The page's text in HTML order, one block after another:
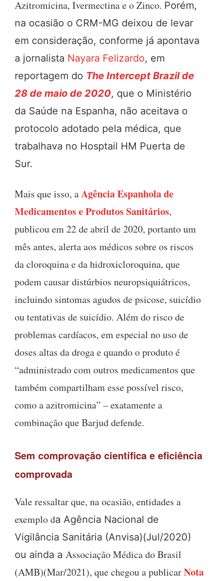
Azitromicina, Ivermectina e o Zinco. Porém,
na ocasião o CRM-MG deixou de levar
em consideração, conforme já apontava
a jornalista Nayara Felizardo, em
reportagem do The Intercept Brazil de
28 de maio de 2020, que o Ministério
da Saúde na Espanha, não aceitava o
protocolo adotado pela médica, que
trabalhava no Hosptail HM Puerta de
Sur.
Mais que isso, aAgência Espanhola de
Medicamentos e Produtos Sanitários,
publicou em 22 de abril de 2020, portanto um
mês antes, alerta aos médicos sobre os riscos
da cloroquina e da hidroxicloroquina, que
podem causar distúrbios neuropsiquiátricos,
incluindo sintomas agudos de psicose, suicídio
ou tentativas de suicídio. Além do risco de
problemas cardíacos, em especial no uso de
doses altas da droga e quando o produto é
“administrado com outros medicamentos que
também compartilham esse possível risco,
como a azitromicina” – exatamente a
combinação que Barjud defende.
Sem comprovação científica e eficiência
comprovada
Vale ressaltar que, na ocasião, entidades a
exemplo da Agência Nacional de
Vigilância Sanitária (Anvisa)(Jul/2020)
ou ainda a Associação Médica do Brasil
(AMB)(Mar/2021), que chegou a publicarNota